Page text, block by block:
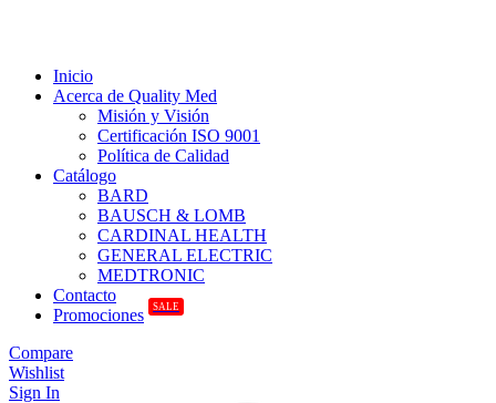
Inicio
Acerca de Quality Med
Misión y Visión
Certificación ISO 9001
Política de Calidad
Catálogo
BARD
BAUSCH & LOMB
CARDINAL HEALTH
GENERAL ELECTRIC
MEDTRONIC
Contacto
Promociones
SALE
Compare
Wishlist
Sign In